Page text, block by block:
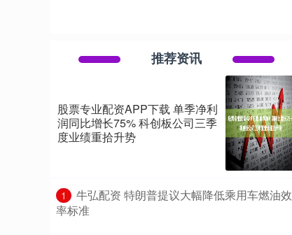
推荐资讯
股票专业配资APP下载 单季净利
润同比增长75% 科创板公司三季
度业绩重拾升势
1
​牛弘配资 特朗普提议大幅降低乘用车燃油效
率标准